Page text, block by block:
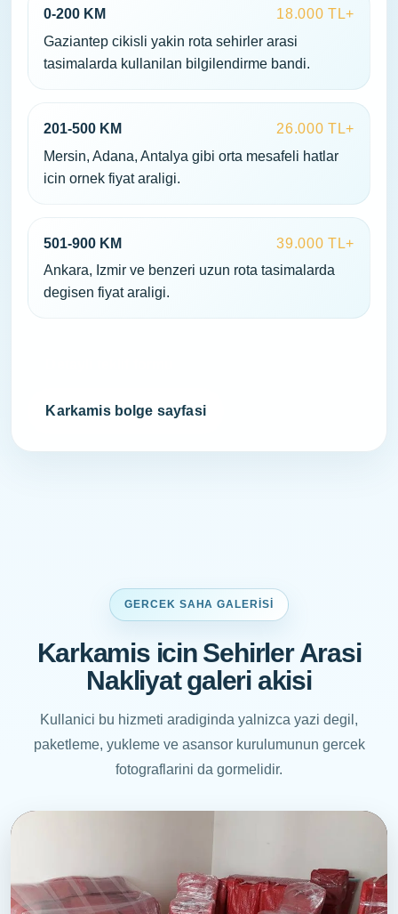
0-200 KM
18.000 TL+
Gaziantep cikisli yakin rota sehirler arasi
tasimalarda kullanilan bilgilendirme bandi.
201-500 KM
26.000 TL+
Mersin, Adana, Antalya gibi orta mesafeli hatlar
icin ornek fiyat araligi.
501-900 KM
39.000 TL+
Ankara, Izmir ve benzeri uzun rota tasimalarda
degisen fiyat araligi.
Karkamis bolge sayfasi
GERCEK SAHA GALERISI
Karkamis icin Sehirler Arasi
Nakliyat galeri akisi
Kullanici bu hizmeti aradiginda yalnizca yazi degil,
paketleme, yukleme ve asansor kurulumunun gercek
fotograflarini da gormelidir.